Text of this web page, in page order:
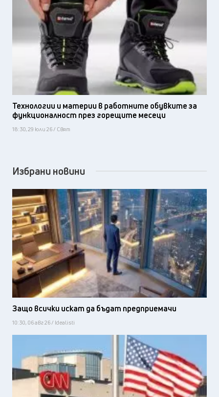
Технологии и материи в работните обувките за
функционалност през горещите месеци
18:30, 29 юли 26 / Свят
Избрани новини
Защо всички искат да бъдат предприемачи
10:30, 06 авг 26 / Idealisti